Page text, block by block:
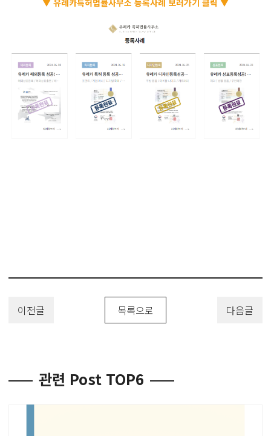
▼ 유레카특허법률사무소 등록사례 보러가기 클릭 ▼
이전글 목록으로 다음글
관련 Post TOP6